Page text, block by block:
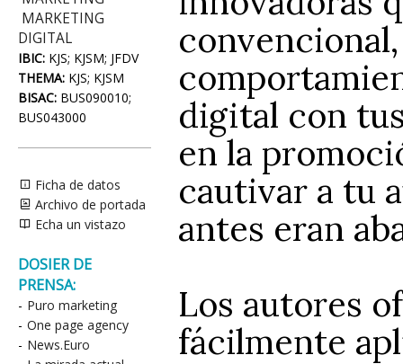
MARKETING
DIGITAL
IBIC: KJS; KJSM; JFDV
THEMA: KJS; KJSM
BISAC: BUS090010;
BUS043000
Ficha de datos
Archivo de portada
Echa un vistazo
DOSIER DE
PRENSA:
- Puro marketing
- One page agency
- News.Euro
digital con
en la
cautivar a tu
antes eran
Los autores
fácilmente